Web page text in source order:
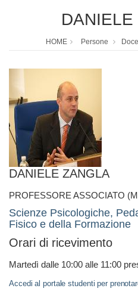
HOME Persone
DANIELE ZANGLA
PROFESSORE ASSOCIATO
Scienze Psicologiche,
Fisico e della Formazione
Orari di ricevimento
Martedì dalle 10:00 alle 11:00
Accedi al portale studenti per